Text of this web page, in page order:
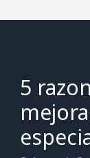
5